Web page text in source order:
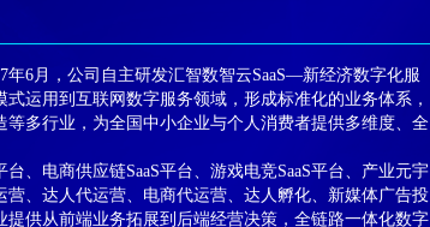
6月，公司自主研发汇智数智云SaaS—新经济数字化服
运用到互联网数字服务领域，形成标准化的业务体系，
多行业，为全国中小企业与个人消费者提供多维度、全
、电商供应链SaaS平台、游戏电竞SaaS平台、产业元宇
营、达人代运营、电商代运营、达人孵化、新媒体广告投
供从前端业务拓展到后端经营决策，全链路一体化数字